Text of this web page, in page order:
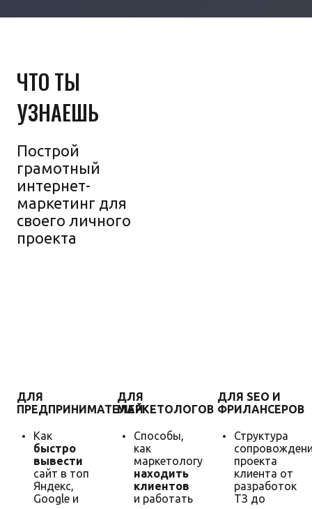
ЧТО ТЫ
УЗНАЕШЬ
Построй
грамотный
интернет-
маркетинг для
своего личного
проекта
ДЛЯ
ПРЕДПРИНИМАТЕЛЕЙ
Как
быстро
вывести
сайт в топ
Яндекс,
Google и
ДЛЯ
МАРКЕТОЛОГОВ
Способы,
как
маркетологу
находить
клиентов
и работать
ДЛЯ SEO И
ФРИЛАНСЕРОВ
Структура
проекта
клиента от
разработок
ТЗ до